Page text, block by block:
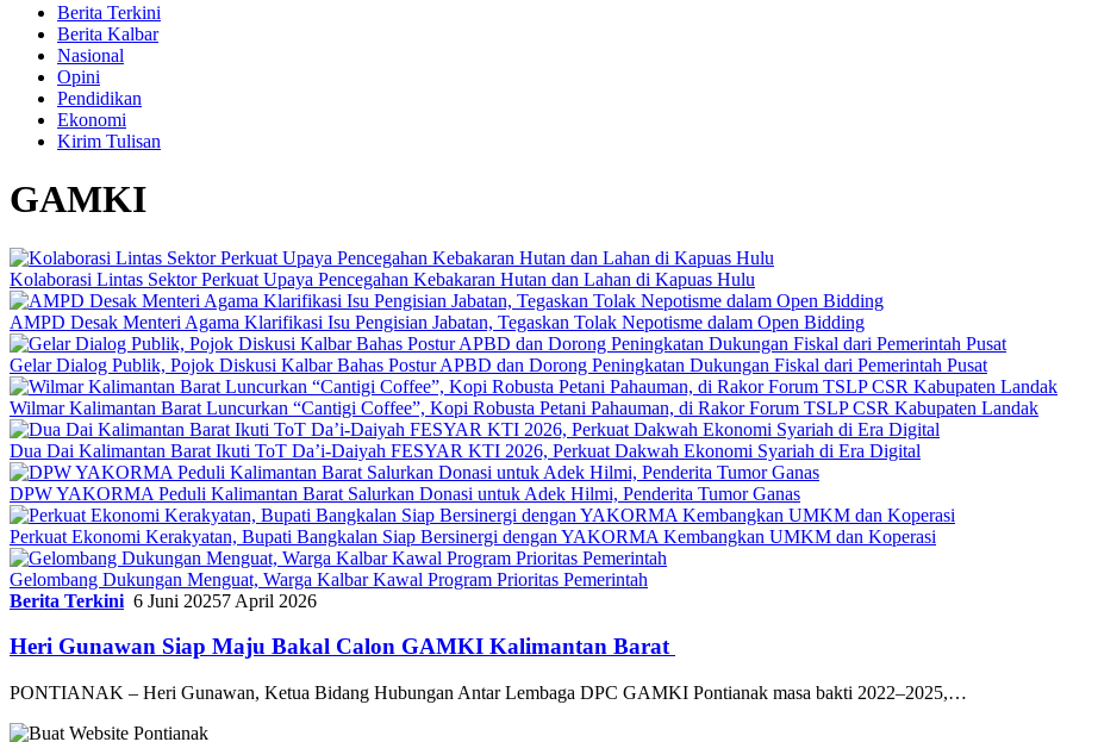
Berita Terkini
Berita Kalbar
Nasional
Opini
Pendidikan
Ekonomi
Kirim Tulisan
GAMKI
Kolaborasi Lintas Sektor Perkuat Upaya Pencegahan Kebakaran Hutan dan Lahan di Kapuas Hulu
AMPD Desak Menteri Agama Klarifikasi Isu Pengisian Jabatan, Tegaskan Tolak Nepotisme dalam Open Bidding
Gelar Dialog Publik, Pojok Diskusi Kalbar Bahas Postur APBD dan Dorong Peningkatan Dukungan Fiskal dari Pemerintah Pusat
Wilmar Kalimantan Barat Luncurkan “Cantigi Coffee”, Kopi Robusta Petani Pahauman, di Rakor Forum TSLP CSR Kabupaten Landak
Dua Dai Kalimantan Barat Ikuti ToT Da’i-Daiyah FESYAR KTI 2026, Perkuat Dakwah Ekonomi Syariah di Era Digital
DPW YAKORMA Peduli Kalimantan Barat Salurkan Donasi untuk Adek Hilmi, Penderita Tumor Ganas
Perkuat Ekonomi Kerakyatan, Bupati Bangkalan Siap Bersinergi dengan YAKORMA Kembangkan UMKM dan Koperasi
Gelombang Dukungan Menguat, Warga Kalbar Kawal Program Prioritas Pemerintah
Berita Terkini 6 Juni 20257 April 2026
Heri Gunawan Siap Maju Bakal Calon GAMKI Kalimantan Barat
PONTIANAK – Heri Gunawan, Ketua Bidang Hubungan Antar Lembaga DPC GAMKI Pontianak masa bakti 2022–2025,…